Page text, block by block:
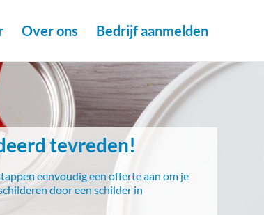
Over ons Bedrijf aanmelden
tevreden!
eenvoudig een offerte aan om je
door een schilder in